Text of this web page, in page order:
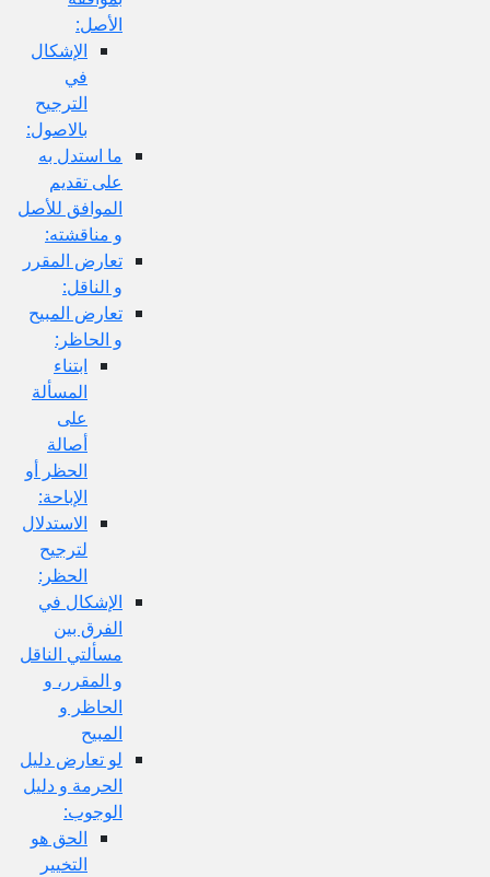
الإشكال
الترجيح
بالاصول:
ما استدل به
على تقديم
الموافق للأصل
و مناقشته:
تعارض المقرر
و الناقل:
تعارض المبيح
و الحاظر:
ابتناء
المسألة
الحظر أو
الإباحة:
الاستدلال
لترجيح
الحظر:
الإشكال في
الفرق بين
مسألتي الناقل
و المقرر، و
الحاظر و
لو تعارض دليل
الحرمة و دليل
الوجوب:
الحق هو